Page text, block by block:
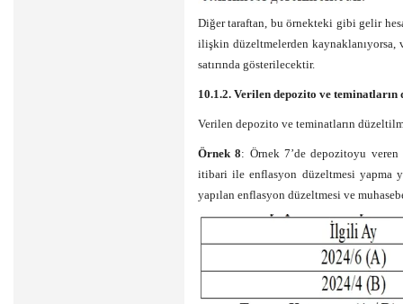
Diğer taraftan, bu örnekteki gibi gelir
ilişkin düzeltmelerden
satırında gösterilecektir.
10.1.2. Verilen depozito ve teminatların
Verilen depozito ve teminatların
Örnek 8: Örnek 7’de depozitoyu
itibari ile enflasyon düzeltmesi yapma
yapılan enflasyon düzeltmesi ve